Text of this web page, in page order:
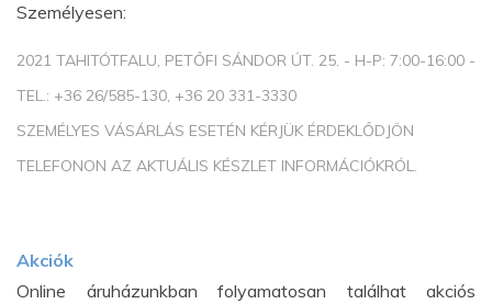
Személyesen:
2021 TAHITÓTFALU, PETŐFI SÁNDOR ÚT. 25. - H-P: 7:00-16:00 -
TEL.: +36 26/585-130, +36 20 331-3330
SZEMÉLYES VÁSÁRLÁS ESETÉN KÉRJÜK ÉRDEKLŐDJÖN
TELEFONON AZ AKTUÁLIS KÉSZLET INFORMÁCIÓKRÓL.
Akciók
Online áruházunkban folyamatosan találhat akciós